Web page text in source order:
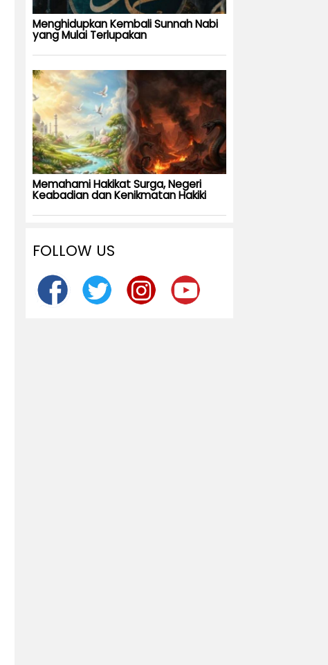
Menghidupkan Kembali Sunnah Nabi
yang Mulai Terlupakan
Memahami Hakikat Surga, Negeri
Keabadian dan Kenikmatan Hakiki
FOLLOW US